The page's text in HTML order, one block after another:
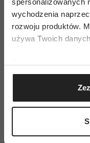
wychodzenia
rozwoju produktów.
używa Twoich
Jeśli wyrazisz na to
Gromadzić
geograficznej z
Identyfikować
(fingerprinting,
którego gościem
ekspresją
przez nich
Olimpijskich 2004